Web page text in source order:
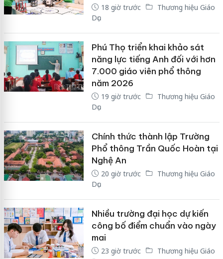
18 giờ trước
Thương hiệu Giáo
Dục
Phú Thọ triển khai khảo sát
năng lực tiếng Anh đối với hơn
7.000 giáo viên phổ thông
năm 2026
19 giờ trước
Thương hiệu Giáo
Dục
Chính thức thành lập Trường
Phổ thông Trần Quốc Hoàn tại
Nghệ An
20 giờ trước
Thương hiệu Giáo
Dục
Nhiều trường đại học dự kiến
công bố điểm chuẩn vào ngày
mai
23 giờ trước
Thương hiệu Giáo